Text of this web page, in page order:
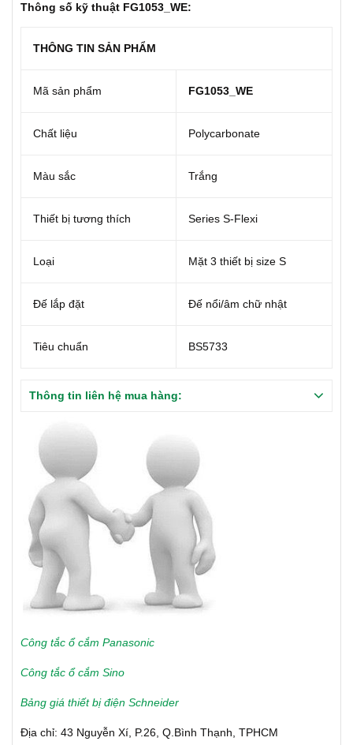
Thông số kỹ thuật FG1053_WE:
THÔNG TIN SẢN PHẨM
Mã sản phẩm FG1053_WE
Chất liệu Polycarbonate
Màu sắc Trắng
Thiết bị tương thích Series S-Flexi
Loại Mặt 3 thiết bị size S
Đế lắp đặt Đế nổi/âm chữ nhật
Tiêu chuẩn BS5733
Thông tin liên hệ mua hàng:
Công tắc ổ cắm Panasonic
Công tắc ổ cắm Sino
Bảng giá thiết bị điện Schneider
Địa chỉ: 43 Nguyễn Xí, P.26, Q.Bình Thạnh, TPHCM